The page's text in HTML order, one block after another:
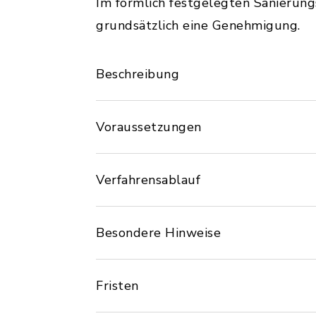
grundsätzlich eine Genehmigung.
Beschreibung
Voraussetzungen
Verfahrensablauf
Besondere Hinweise
Fristen